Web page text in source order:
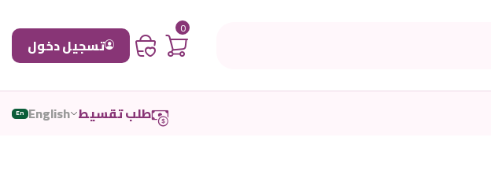
0
تسجيل دخول
طلب تقسيط English
En